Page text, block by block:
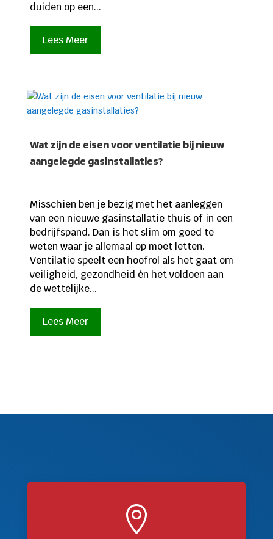
duiden op een...
Lees Meer
Wat zijn de eisen voor ventilatie bij nieuw
aangelegde gasinstallaties?
Misschien ben je bezig met het aanleggen
van een nieuwe gasinstallatie thuis of in een
bedrijfspand. Dan is het slim om goed te
weten waar je allemaal op moet letten.
Ventilatie speelt een hoofrol als het gaat om
veiligheid, gezondheid én het voldoen aan
de wettelijke...
Lees Meer
